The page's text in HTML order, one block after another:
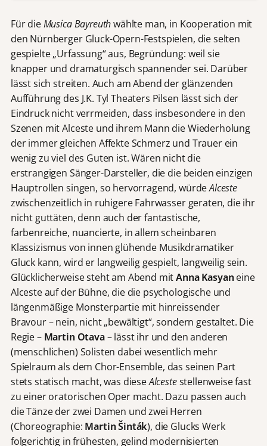
Für dieMusica Bayreuthwählte man, in Kooperation mit
den Nürnberger Gluck-Opern-Festspielen, die selten
gespielte „Urfassung“ aus, Begründung: weil sie
knapper und dramaturgisch spannender sei. Darüber
lässt sich streiten. Auch am Abend der glänzenden
Aufführung des J.K. Tyl Theaters Pilsen lässt sich der
Eindruck nicht verrmeiden, dass insbesondere in den
Szenen mit Alceste und ihrem Mann die Wiederholung
der immer gleichen Affekte Schmerz und Trauer ein
wenig zu viel des Guten ist. Wären nicht die
erstrangigen Sänger-Darsteller, die die beiden einzigen
Hauptrollen singen, so hervorragend, würdeAlceste
zwischenzeitlich in ruhigere Fahrwasser geraten, die ihr
nicht guttäten, denn auch der fantastische,
farbenreiche, nuancierte, in allem scheinbaren
Klassizismus von innen glühende Musikdramatiker
Gluck kann, wird er langweilig gespielt, langweilig sein.
Glücklicherweise steht am Abend mitAnna Kasyaneine
Alceste auf der Bühne, die die psychologische und
längenmäßige Monsterpartie mit hinreissender
Bravour – nein, nicht „bewältigt“, sondern gestaltet. Die
Regie – Martin Otava– lässt ihr und den anderen
(menschlichen) Solisten dabei wesentlich mehr
Spielraum als dem Chor-Ensemble, das seinen Part
stets statisch macht, was dieseAlcestestellenweise fast
zu einer oratorischen Oper macht. Dazu passen auch
die Tänze der zwei Damen und zwei Herren
(Choreographie: Martin Šinták), die Glucks Werk
folgerichtig in frühesten, gelind modernisierten